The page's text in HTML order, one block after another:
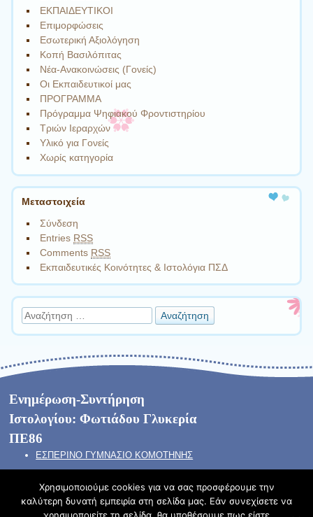
ΕΚΠΑΙΔΕΥΤΙΚΟΙ
Επιμορφώσεις
Εσωτερική Αξιολόγηση
Κοπή Βασιλόπιτας
Νέα-Ανακοινώσεις (Γονείς)
Οι Εκπαιδευτικοί μας
ΠΡΟΓΡΑΜΜΑ
Πρόγραμμα Ψηφιακού Φροντιστηρίου
Τριών Ιεραρχών
Υλικό για Γονείς
Χωρίς κατηγορία
Μεταστοιχεία
Σύνδεση
Entries RSS
Comments RSS
Εκπαιδευτικές Κοινότητες & Ιστολόγια ΠΣΔ
Αναζήτηση
Ενημέρωση-Συντήρηση
Ιστολογίου: Φωτιάδου Γλυκερία
ΠΕ86
ΕΣΠΕΡΙΝΟ ΓΥΜΝΑΣΙΟ ΚΟΜΟΤΗΝΗΣ
Χρησιμοποιούμε cookies για να σας προσφέρουμε την
καλύτερη δυνατή εμπειρία στη σελίδα μας. Εάν συνεχίσετε να